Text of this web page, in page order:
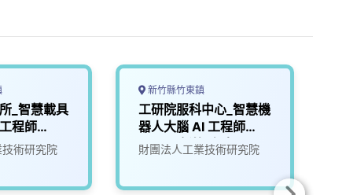
_智慧載具
程師
術研究院
新竹縣竹東鎮
工研院服科中心_智慧機
器人大腦 AI 工程師
(A000新竹/台南)
財團法人工業技術研究院